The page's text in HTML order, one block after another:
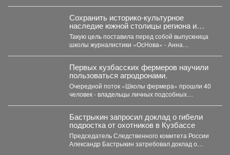
Сохранить историко-культурное
наследие южной столицы региона и
создать доступную среду.
Такую цель поставила перед собой выпускница
школы журналистики «ОсНова» - Анна
Первых кузбасских фермеров научили
пользоваться агродронами.
Очередной поток «Школы фермера» прошли 40
человек - владельцы личных подсобных
Бастрыкин запросил доклад о гибели
подростка от охотников в Кузбассе
Председатель Следственного комитета России
Александр Бастрыкин затребовал доклад о